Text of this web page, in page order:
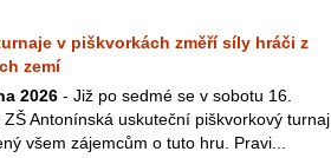
v piškvorkách změří síly hráči z
zemí
2026 - Již po sedmé se v sobotu 16.
Antonínská uskuteční piškvorkový turnaj
všem zájemcům o tuto hru. Pravi...